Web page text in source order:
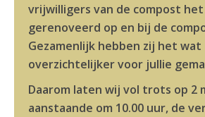
vrijwilligers van de compost
gerenoveerd op en bij de
Gezamenlijk hebben zij het wat
overzichtelijker voor jullie
Daarom laten wij vol trots op 2
aanstaande om 10.00 uur, de